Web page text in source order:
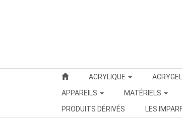
ACRYLIQUE ACRYGEL
APPAREILS
MATÉRIELS
PRODUITS DÉRIVÉS
LES